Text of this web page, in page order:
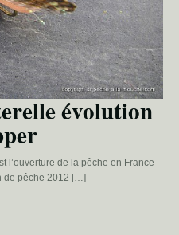
évolution
l’ouverture de la pêche en France
de pêche 2012 […]